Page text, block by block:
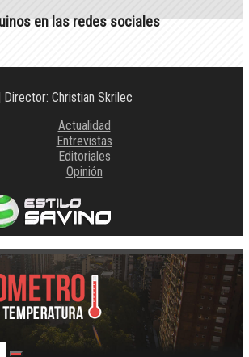
en las redes sociales
Director: Christian Skrilec
Actualidad
Entrevistas
Editoriales
Opinión